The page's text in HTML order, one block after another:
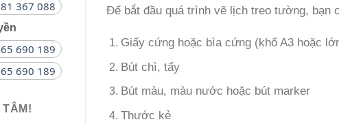
367 088
690 189
690 189
Để bắt đầu quá trình vẽ lịch treo tường, bạn
Giấy cứng hoặc bìa cứng (khổ A3 hoặc
Bút chì, tẩy
Bút màu, màu nước hoặc bút marker
Thước kẻ